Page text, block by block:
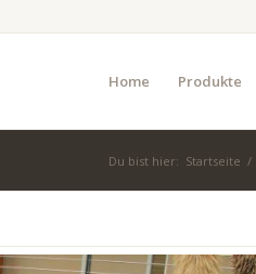
Home Produkte
Du bist hier: Startseite /